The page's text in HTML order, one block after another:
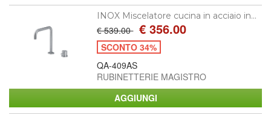
INOX Miscelatore cucina in acciaio in...
€ 539.00 € 356.00
SCONTO 34%
QA-409AS
RUBINETTERIE MAGISTRO